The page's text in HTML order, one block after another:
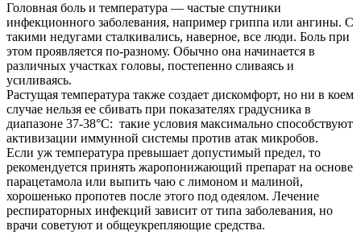
Головная боль и температура ― частые спутники
инфекционного заболевания, например гриппа или ангины. С
такими недугами сталкивались, наверное, все люди. Боль при
этом проявляется по-разному. Обычно она начинается в
различных участках головы, постепенно сливаясь и
усиливаясь.
Растущая температура также создает дискомфорт, но ни в коем
случае нельзя ее сбивать при показателях градусника в
диапазоне 37-38°С: такие условия максимально способствуют
активизации иммунной системы против атак микробов.
Если уж температура превышает допустимый предел, то
рекомендуется принять жаропонижающий препарат на основе
парацетамола или выпить чаю с лимоном и малиной,
хорошенько пропотев после этого под одеялом. Лечение
респираторных инфекций зависит от типа заболевания, но
врачи советуют и общеукрепляющие средства.